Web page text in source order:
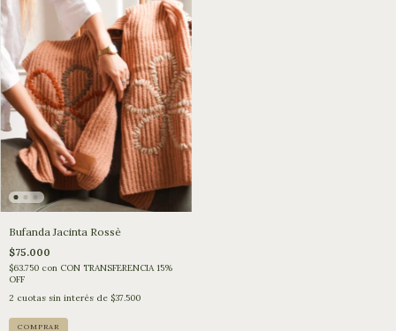
Bufanda Jacinta Rossè
$75.000
$63.750 con CON TRANSFERENCIA 15%
OFF
2 cuotas sin interés de $37.500